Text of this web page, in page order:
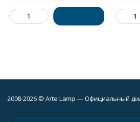
2008-2026 © Arte Lamp — Официальный